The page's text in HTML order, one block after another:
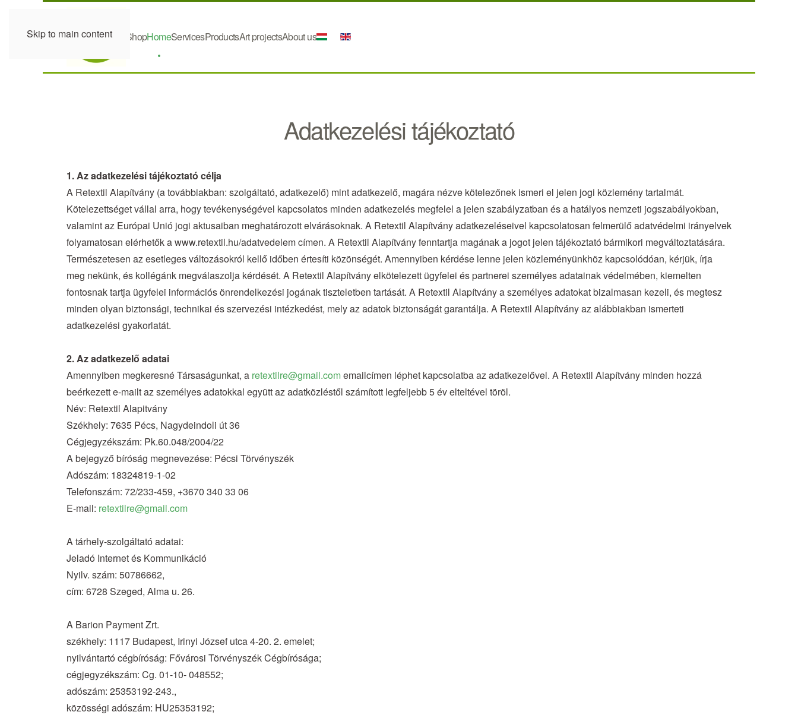
Skip to main content ShopHomeServicesProductsArt projectsAbout us
Adatkezelési tájékoztató
1. Az adatkezelési tájékoztató célja
A Retextil Alapítvány (a továbbiakban: szolgáltató, adatkezelő) mint adatkezelő, magára nézve kötelezőnek ismeri el jelen jogi közlemény tartalmát.
Kötelezettséget vállal arra, hogy tevékenységével kapcsolatos minden adatkezelés megfelel a jelen szabályzatban és a hatályos nemzeti jogszabályokban,
valamint az Európai Unió jogi aktusaiban meghatározott elvárásoknak. A Retextil Alapítvány adatkezeléseivel kapcsolatosan felmerülő adatvédelmi irányelvek
folyamatosan elérhetők a www.retextil.hu/adatvedelem címen. A Retextil Alapítvány fenntartja magának a jogot jelen tájékoztató bármikori megváltoztatására.
Természetesen az esetleges változásokról kellő időben értesíti közönségét. Amennyiben kérdése lenne jelen közleményünkhöz kapcsolódóan, kérjük, írja
meg nekünk, és kollégánk megválaszolja kérdését. A Retextil Alapítvány elkötelezett ügyfelei és partnerei személyes adatainak védelmében, kiemelten
fontosnak tartja ügyfelei információs önrendelkezési jogának tiszteletben tartását. A Retextil Alapítvány a személyes adatokat bizalmasan kezeli, és megtesz
minden olyan biztonsági, technikai és szervezési intézkedést, mely az adatok biztonságát garantálja. A Retextil Alapítvány az alábbiakban ismerteti
adatkezelési gyakorlatát.
2. Az adatkezelő adatai
Amennyiben megkeresné Társaságunkat, a retextilre@gmail.comemailcímen léphet kapcsolatba az adatkezelővel. A Retextil Alapítvány minden hozzá
beérkezett e-mailt az személyes adatokkal együtt az adatközléstől számított legfeljebb 5 év elteltével töröl.
Név: Retextil Alapitvány
Székhely: 7635 Pécs, Nagydeindoli út 36
Cégjegyzékszám: Pk.60.048/2004/22
A bejegyző bíróság megnevezése: Pécsi Törvényszék
Adószám: 18324819-1-02
Telefonszám: 72/233-459, +3670 340 33 06
E-mail: retextilre@gmail.com
A tárhely-szolgáltató adatai:
Jeladó Internet és Kommunikáció
Nyilv. szám: 50786662,
cím: 6728 Szeged, Alma u. 26.
A Barion Payment Zrt.
székhely: 1117 Budapest, Irinyi József utca 4-20. 2. emelet;
nyilvántartó cégbíróság: Fővárosi Törvényszék Cégbírósága;
cégjegyzékszám: Cg. 01-10- 048552;
adószám: 25353192-243.,
közösségi adószám: HU25353192;